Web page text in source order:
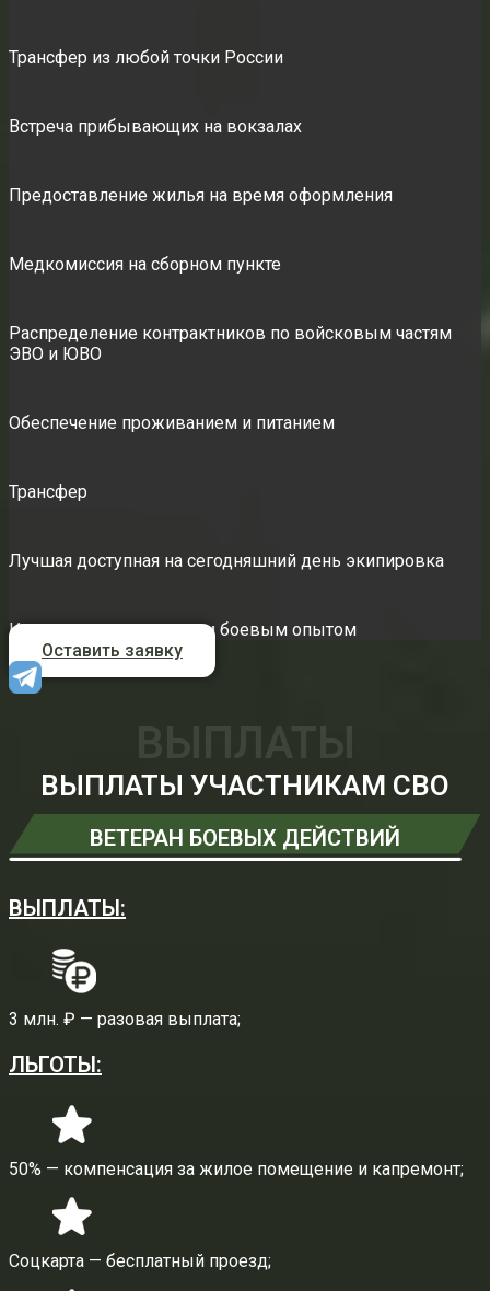
Трансфер из любой точки России
Встреча прибывающих на вокзалах
Предоставление жилья на время оформления
Медкомиссия на сборном пункте
Распределение контрактников по войсковым частям
ЭВО и ЮВО
Обеспечение проживанием и питанием
Трансфер
Лучшая доступная на сегодняшний день экипировка
Инструктора с реальным боевым опытом
Оставить заявку
ВЫПЛАТЫ УЧАСТНИКАМ СВО
ВЕТЕРАН БОЕВЫХ ДЕЙСТВИЙ
ВЫПЛАТЫ:
3 млн. ₽ — разовая выплата;
ЛЬГОТЫ:
50% — компенсация за жилое помещение и капремонт;
Соцкарта — бесплатный проезд;